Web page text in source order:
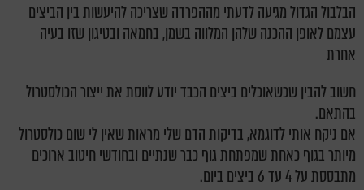
הבלבול הגדול מגיעה לדעתי מההפרדה שצריכה להיעשות בין הביצים
עצמם לאופן ההכנה שלהן המלווה בשמן, בחמאה ובטיגון שזו בעיה
אחרת
חשוב להבין שכשאוכלים ביצים הכבד יודע לווסת את ייצור הכולסטרול
בהתאם.
אם ניקח אותי לדוגמא, בדיקות הדם שלי מראות שאין לי שום כולסטרול
מיותר בגוף כאחת שמפתחת גוף כבר שנתיים ובחודשי חיטוב ארוכים
מתבססת על 4 עד 6 ביצים ביום.